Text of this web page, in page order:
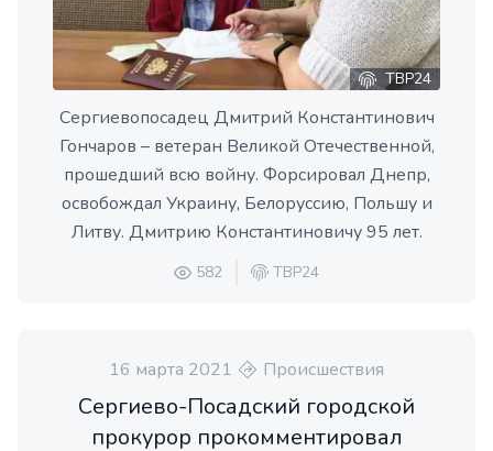
ТВР24
Сергиевопосадец Дмитрий Константинович
Гончаров – ветеран Великой Отечественной,
прошедший всю войну. Форсировал Днепр,
освобождал Украину, Белоруссию, Польшу и
Литву. Дмитрию Константиновичу 95 лет.
582 ТВР24
16 марта 2021 Происшествия
Сергиево-Посадский городской
прокурор прокомментировал